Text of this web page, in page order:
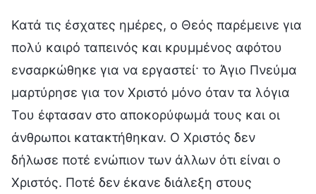
Κατά τις έσχατες ημέρες, ο Θεός παρέμεινε για
πολύ καιρό ταπεινός και κρυμμένος αφότου
ενσαρκώθηκε για να εργαστεί· το Άγιο Πνεύμα
μαρτύρησε για τον Χριστό μόνο όταν τα λόγια
Του έφτασαν στο αποκορύφωμά τους και οι
άνθρωποι κατακτήθηκαν. Ο Χριστός δεν
δήλωσε ποτέ ενώπιον των άλλων ότι είναι ο
Χριστός. Ποτέ δεν έκανε διάλεξη στους